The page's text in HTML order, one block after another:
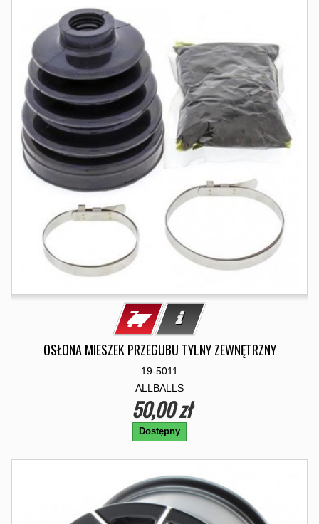
OSŁONA MIESZEK PRZEGUBU TYLNY ZEWNĘTRZNY
19-5011
ALLBALLS
50,00 zł
Dostępny